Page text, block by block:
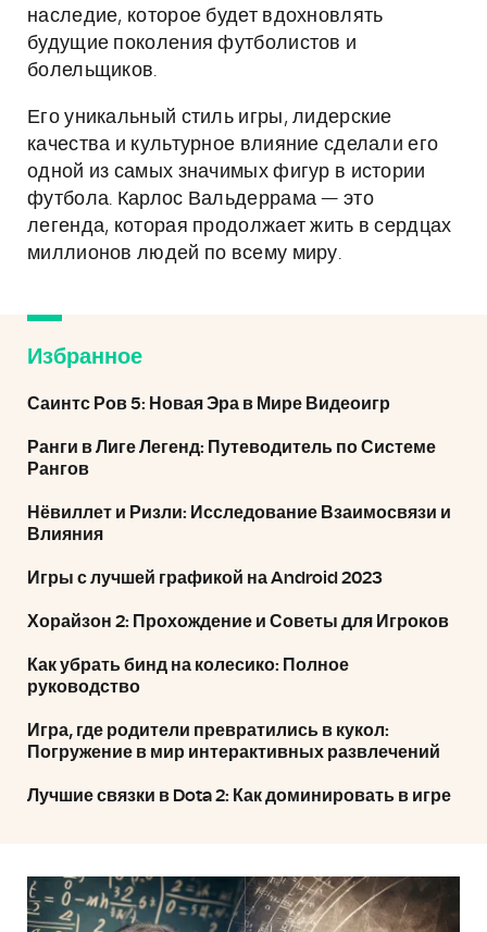
наследие, которое будет вдохновлять
будущие поколения футболистов и
болельщиков.
Его уникальный стиль игры, лидерские
качества и культурное влияние сделали его
одной из самых значимых фигур в истории
футбола. Карлос Вальдеррама — это
легенда, которая продолжает жить в сердцах
миллионов людей по всему миру.
Избранное
Саинтс Ров 5: Новая Эра в Мире Видеоигр
Ранги в Лиге Легенд: Путеводитель по Системе
Рангов
Нёвиллет и Ризли: Исследование Взаимосвязи и
Влияния
Игры с лучшей графикой на Android 2023
Хорайзон 2: Прохождение и Советы для Игроков
Как убрать бинд на колесико: Полное
руководство
Игра, где родители превратились в кукол:
Погружение в мир интерактивных развлечений
Лучшие связки в Dota 2: Как доминировать в игре